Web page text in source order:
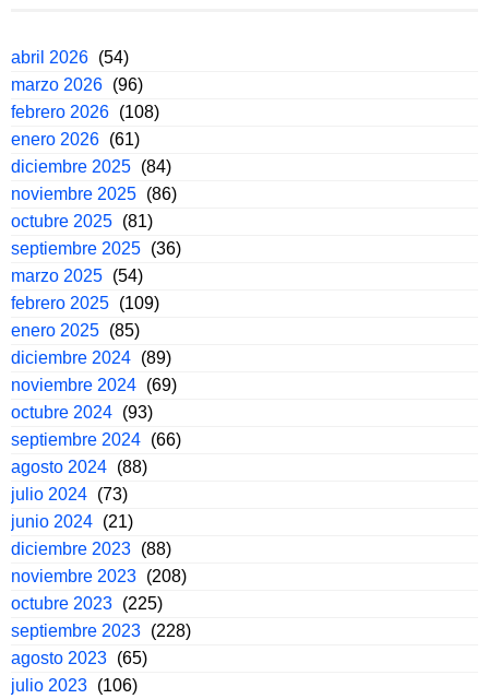
abril 2026 (54)
marzo 2026 (96)
febrero 2026 (108)
enero 2026 (61)
diciembre 2025 (84)
noviembre 2025 (86)
octubre 2025 (81)
septiembre 2025 (36)
marzo 2025 (54)
febrero 2025 (109)
enero 2025 (85)
diciembre 2024 (89)
noviembre 2024 (69)
octubre 2024 (93)
septiembre 2024 (66)
agosto 2024 (88)
julio 2024 (73)
junio 2024 (21)
diciembre 2023 (88)
noviembre 2023 (208)
octubre 2023 (225)
septiembre 2023 (228)
agosto 2023 (65)
julio 2023 (106)